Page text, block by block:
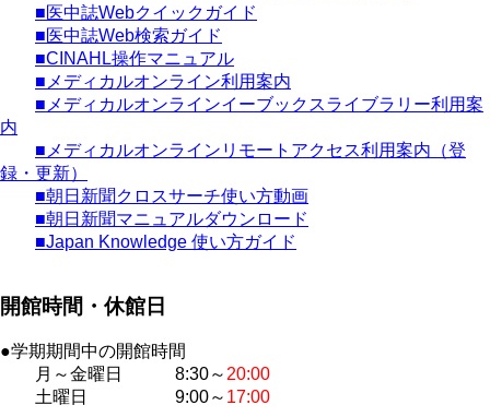
■医中誌Webクイックガイド
■医中誌Web検索ガイド
■CINAHL操作マニュアル
■メディカルオンライン利用案内
■メディカルオンラインイーブックスライブラリー利用案
内
■メディカルオンラインリモートアクセス利用案内（登
録・更新）
■朝日新聞クロスサーチ使い方動画
■朝日新聞マニュアルダウンロード
■Japan Knowledge 使い方ガイド
開館時間・休館日
●学期期間中の開館時間
月～金曜日 8:30～ 20:00
土曜日 9:00～ 17:00